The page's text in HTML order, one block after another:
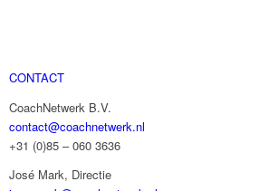
CONTACT
CoachNetwerk B.V.
contact@coachnetwerk.nl
+31 (0)85 – 060 3636
José Mark, Directie